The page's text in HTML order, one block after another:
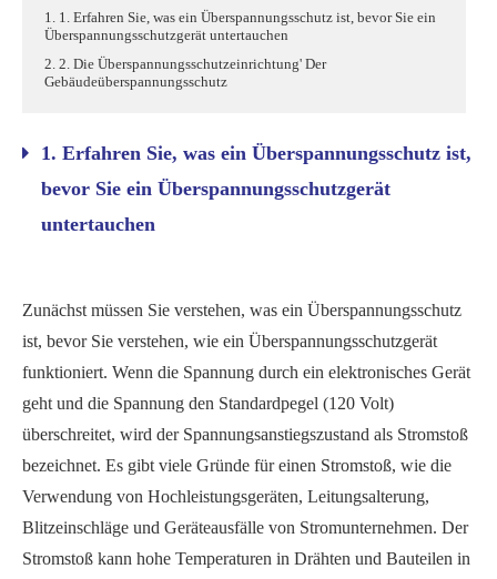
1. 1. Erfahren Sie, was ein Überspannungsschutz ist, bevor Sie ein
Überspannungsschutzgerät untertauchen
2. 2. Die Überspannungsschutzeinrichtung' Der
Gebäudeüberspannungsschutz
1. Erfahren Sie, was ein Überspannungsschutz ist,
bevor Sie ein Überspannungsschutzgerät
untertauchen
Zunächst müssen Sie verstehen, was ein Überspannungsschutz
ist, bevor Sie verstehen, wie ein Überspannungsschutzgerät
funktioniert. Wenn die Spannung durch ein elektronisches Gerät
geht und die Spannung den Standardpegel (120 Volt)
überschreitet, wird der Spannungsanstiegszustand als Stromstoß
bezeichnet. Es gibt viele Gründe für einen Stromstoß, wie die
Verwendung von Hochleistungsgeräten, Leitungsalterung,
Blitzeinschläge und Geräteausfälle von Stromunternehmen. Der
Stromstoß kann hohe Temperaturen in Drähten und Bauteilen in